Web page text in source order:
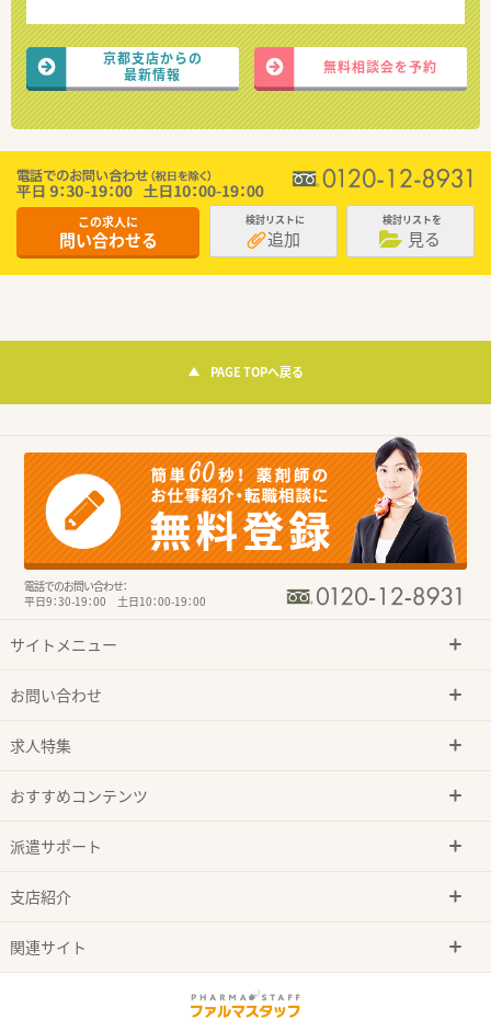
京都支店からの
最新情報
無料相談会を予約
この求人に
問い合わせる
検討リストに
追加
検討リストを
見る
PAGE TOPへ戻る
電話でのお問い合わせ：
平日9：30-19：00 土日10：00-19：00
サイトメニュー
お問い合わせ
求人特集
おすすめコンテンツ
派遣サポート
支店紹介
関連サイト